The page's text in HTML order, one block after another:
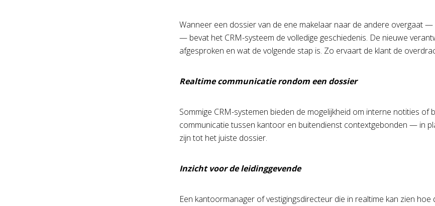
Wanneer een dossier van de ene makelaar naar de andere overgaat
— bevat het CRM-systeem de volledige geschiedenis. De nieuwe
afgesproken en wat de volgende stap is. Zo ervaart de klant de
Realtime communicatie rondom een dossier
Sommige CRM-systemen bieden de mogelijkheid om interne notities
communicatie tussen kantoor en buitendienst contextgebonden — in
zijn tot het juiste dossier.
Inzicht voor de leidinggevende
Een kantoormanager of vestigingsdirecteur die in realtime kan zien